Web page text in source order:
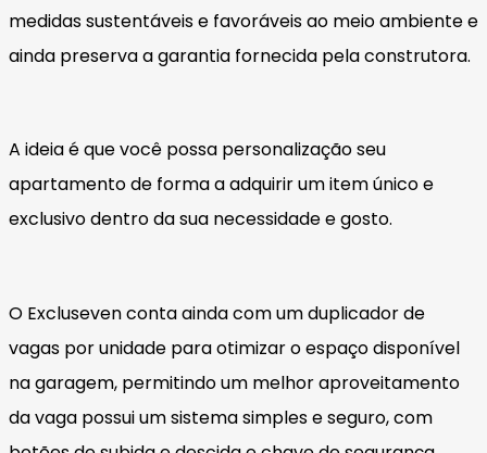
medidas sustentáveis e favoráveis ao meio ambiente e
ainda preserva a garantia fornecida pela construtora.
A ideia é que você possa personalização seu
apartamento de forma a adquirir um item único e
exclusivo dentro da sua necessidade e gosto.
O Excluseven conta ainda com um duplicador de
vagas por unidade para otimizar o espaço disponível
na garagem, permitindo um melhor aproveitamento
da vaga possui um sistema simples e seguro, com